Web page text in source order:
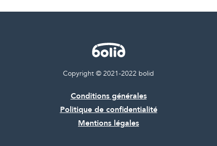
Copyright © 2021-2022 bolid
Conditions générales
Politique de confidentialité
Mentions légales